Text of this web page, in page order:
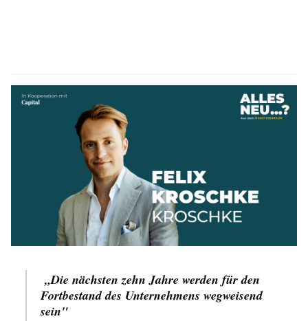
„Die nächsten zehn Jahre werden für den
Fortbestand des Unternehmens wegweisend
sein"